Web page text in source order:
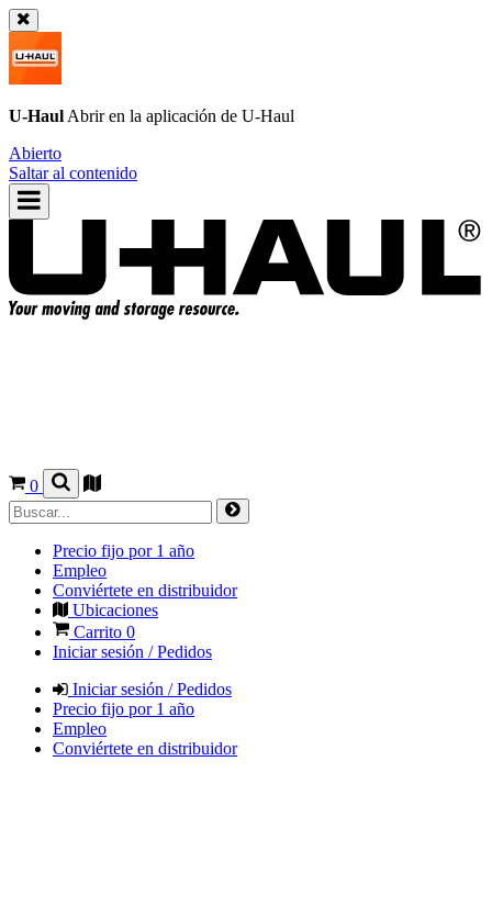
U-Haul Abrir en la aplicación de U-Haul
Abierto
Saltar al contenido
0
Precio fijo por 1 año
Empleo
Conviértete en distribuidor
Ubicaciones
Carrito 0
Iniciar sesión / Pedidos
Iniciar sesión / Pedidos
Precio fijo por 1 año
Empleo
Conviértete en distribuidor